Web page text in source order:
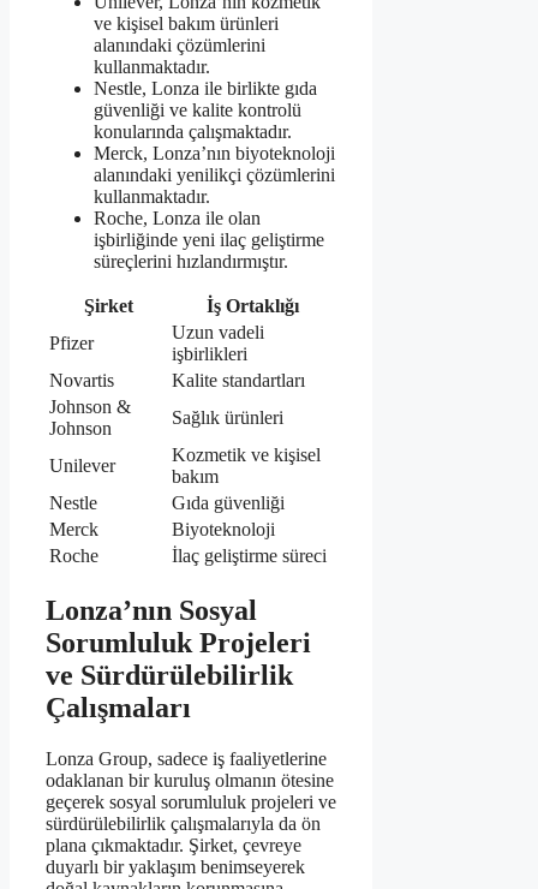
ve kişisel bakım ürünleri
alanındaki çözümlerini
kullanmaktadır.
Nestle, Lonza ile birlikte gıda
güvenliği ve kalite kontrolü
konularında çalışmaktadır.
Merck, Lonza’nın biyoteknoloji
alanındaki yenilikçi çözümlerini
kullanmaktadır.
Roche, Lonza ile olan
işbirliğinde yeni ilaç geliştirme
süreçlerini hızlandırmıştır.
Şirket
İş Ortaklığı
Pfizer
Uzun vadeli
işbirlikleri
Novartis
Kalite standartları
Johnson &
Johnson
Sağlık ürünleri
Unilever
Kozmetik ve kişisel
bakım
Nestle
Gıda güvenliği
Merck
Biyoteknoloji
Roche
İlaç geliştirme süreci
Lonza’nın Sosyal
Sorumluluk Projeleri
ve Sürdürülebilirlik
Çalışmaları
Lonza Group, sadece iş faaliyetlerine
odaklanan bir kuruluş olmanın ötesine
geçerek sosyal sorumluluk projeleri ve
sürdürülebilirlik çalışmalarıyla da ön
plana çıkmaktadır. Şirket, çevreye
duyarlı bir yaklaşım benimseyerek